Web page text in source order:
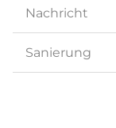
Nachricht
Sanierung